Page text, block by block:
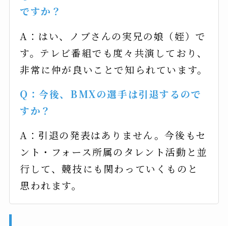
ですか？
A：はい、ノブさんの実兄の娘（姪）で
す。テレビ番組でも度々共演しており、
非常に仲が良いことで知られています。
Q：今後、BMXの選手は引退するので
すか？
A：引退の発表はありません。今後もセ
ント・フォース所属のタレント活動と並
行して、競技にも関わっていくものと
思われます。